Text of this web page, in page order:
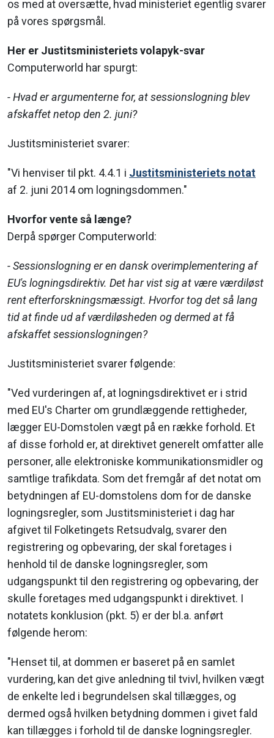
os med at oversætte, hvad ministeriet egentlig svarer
på vores spørgsmål.
Her er Justitsministeriets volapyk-svar
Computerworld har spurgt:
- Hvad er argumenterne for, at sessionslogning blev
afskaffet netop den 2. juni?
Justitsministeriet svarer:
"Vi henviser til pkt. 4.4.1 i Justitsministeriets notat
af 2. juni 2014 om logningsdommen."
Hvorfor vente så længe?
Derpå spørger Computerworld:
- Sessionslogning er en dansk overimplementering af
EU's logningsdirektiv. Det har vist sig at være værdiløst
rent efterforskningsmæssigt. Hvorfor tog det så lang
tid at finde ud af værdiløsheden og dermed at få
afskaffet sessionslogningen?
Justitsministeriet svarer følgende:
"Ved vurderingen af, at logningsdirektivet er i strid
med EU's Charter om grundlæggende rettigheder,
lægger EU-Domstolen vægt på en række forhold. Et
af disse forhold er, at direktivet generelt omfatter alle
personer, alle elektroniske kommunikationsmidler og
samtlige trafikdata. Som det fremgår af det notat om
betydningen af EU-domstolens dom for de danske
logningsregler, som Justitsministeriet i dag har
afgivet til Folketingets Retsudvalg, svarer den
registrering og opbevaring, der skal foretages i
henhold til de danske logningsregler, som
udgangspunkt til den registrering og opbevaring, der
skulle foretages med udgangspunkt i direktivet. I
notatets konklusion (pkt. 5) er der bl.a. anført
følgende herom:
"Henset til, at dommen er baseret på en samlet
vurdering, kan det give anledning til tvivl, hvilken vægt
de enkelte led i begrundelsen skal tillægges, og
dermed også hvilken betydning dommen i givet fald
kan tillægges i forhold til de danske logningsregler.